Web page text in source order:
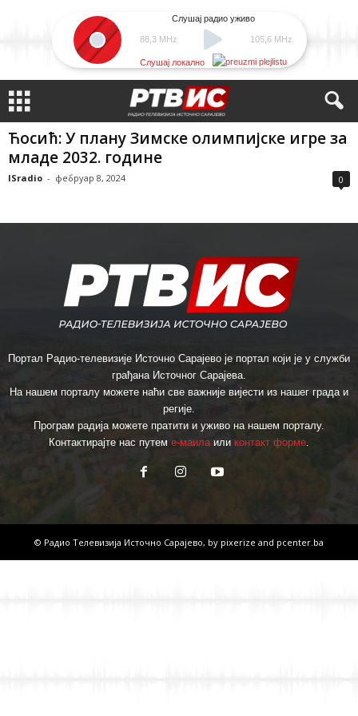
88,3 MHz
Слушај радио уживо
105,6 MHz
Слушај локално
Ћосић: У плану Зимске олимпијске игре за
младе 2032. године
ISradio - фебруар 8, 2024 0
Портал Радио-телевизије Источно Сарајево је портал који је у служби
грађана Источног Сарајева.
На нашем порталу можете наћи све важније вијести из нашег града и
регије.
Програм радија можете пратити и уживо на нашем порталу.
Контактирајте нас путем е-маилаили контакт форме.
© Радио Телевизија Источно Сарајево, by pixerize and pcenter.ba